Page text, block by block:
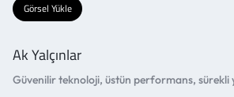
Görsel Yükle
Ak Yalçınlar
Güvenilir teknoloji, üstün performans, sürekli